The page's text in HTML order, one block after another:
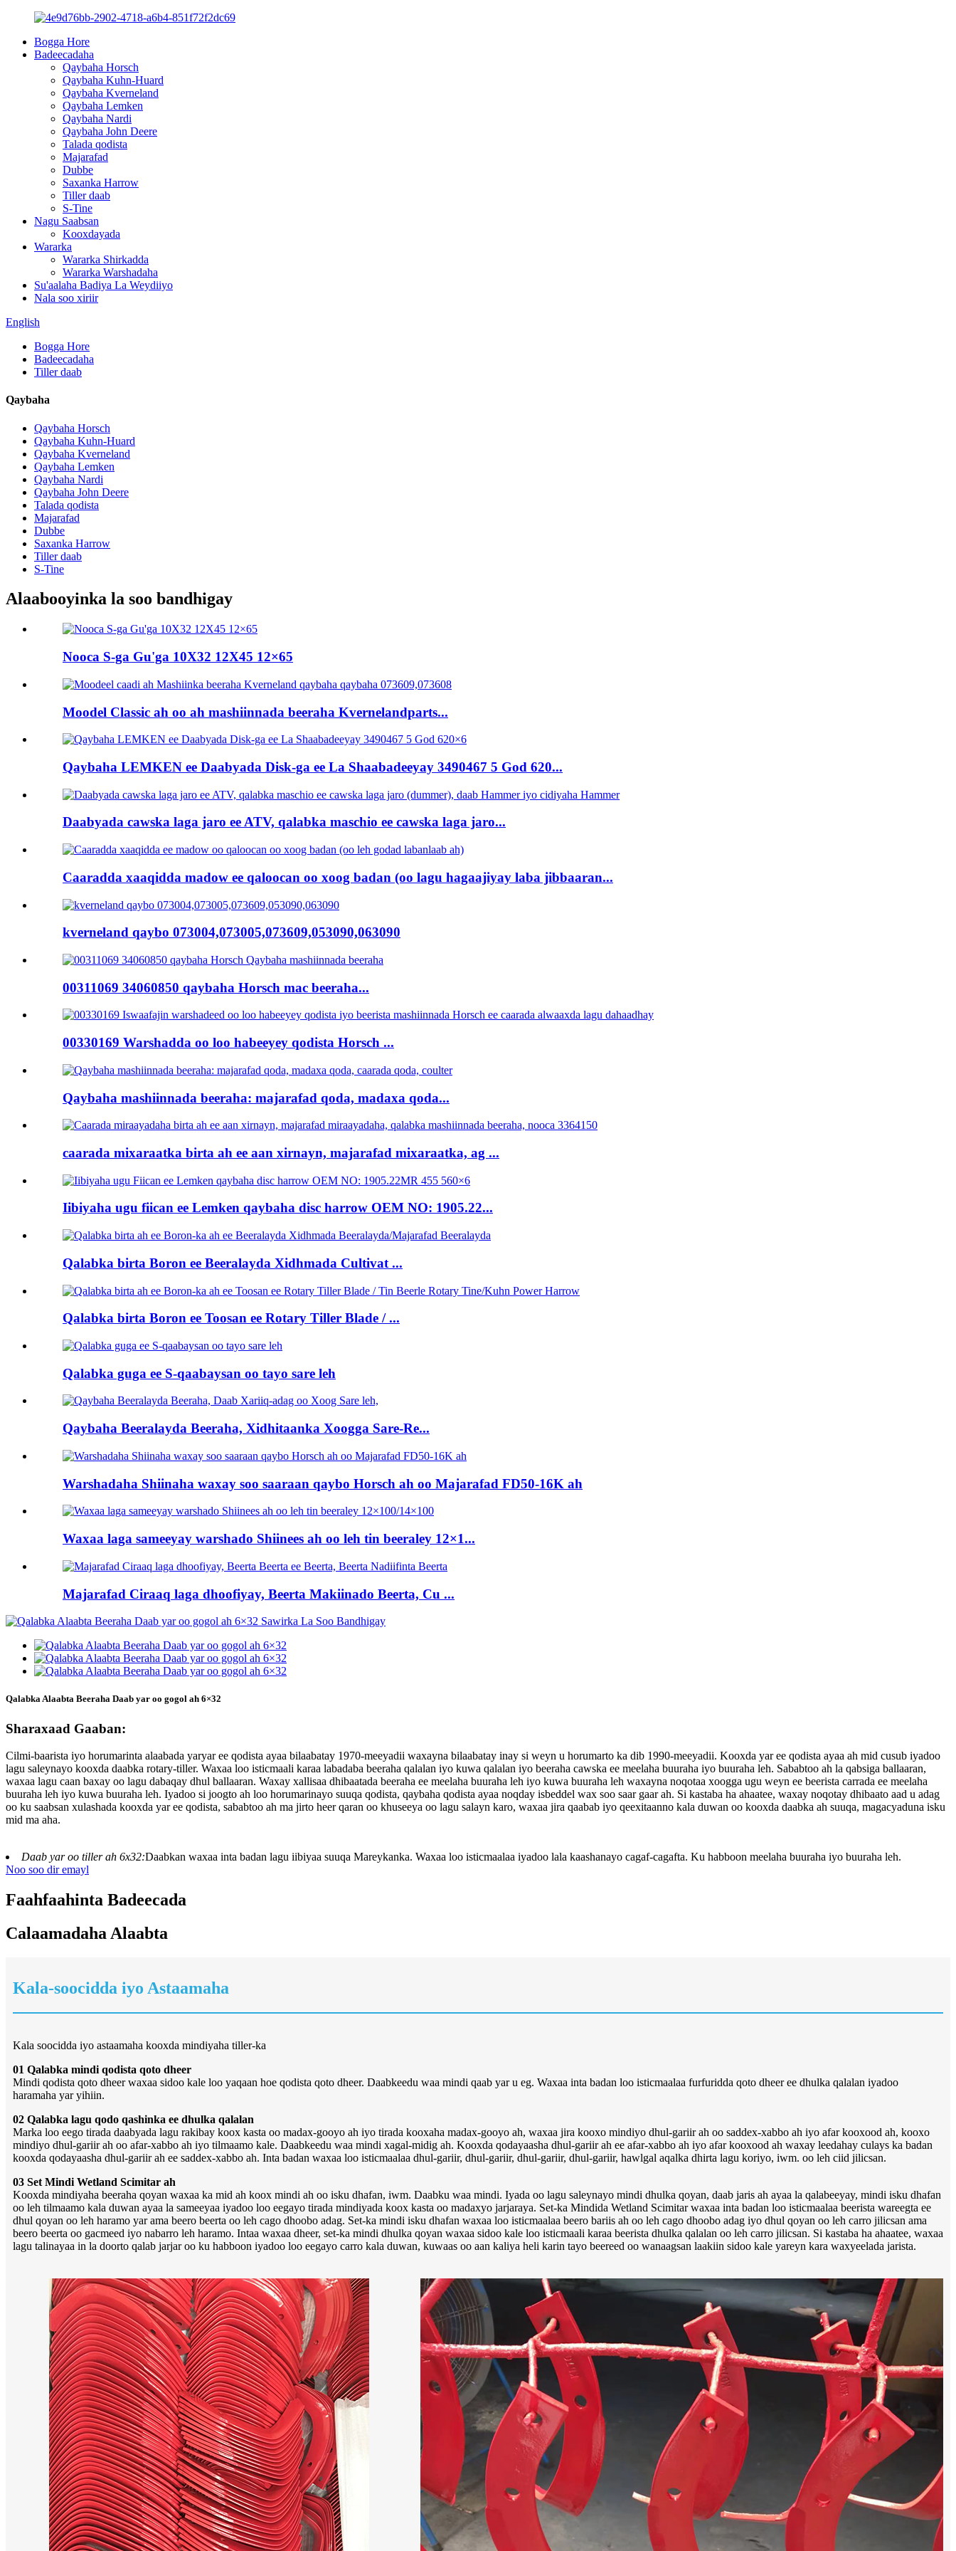
Bogga Hore
Badeecadaha
Qaybaha Horsch
Qaybaha Kuhn-Huard
Qaybaha Kverneland
Qaybaha Lemken
Qaybaha Nardi
Qaybaha John Deere
Talada qodista
Majarafad
Dubbe
Saxanka Harrow
Tiller daab
S-Tine
Nagu Saabsan
Kooxdayada
Wararka
Wararka Shirkadda
Wararka Warshadaha
Su'aalaha Badiya La Weydiiyo
Nala soo xiriir
English
Bogga Hore
Badeecadaha
Tiller daab
Qaybaha
Qaybaha Horsch
Qaybaha Kuhn-Huard
Qaybaha Kverneland
Qaybaha Lemken
Qaybaha Nardi
Qaybaha John Deere
Talada qodista
Majarafad
Dubbe
Saxanka Harrow
Tiller daab
S-Tine
Alaabooyinka la soo bandhigay
Nooca S-ga Gu'ga 10X32 12X45 12×65
Moodel Classic ah oo ah mashiinnada beeraha Kvernelandparts...
Qaybaha LEMKEN ee Daabyada Disk-ga ee La Shaabadeeyay 3490467 5 God 620...
Daabyada cawska laga jaro ee ATV, qalabka maschio ee cawska laga jaro...
Caaradda xaaqidda madow ee qaloocan oo xoog badan (oo lagu hagaajiyay laba jibbaaran...
kverneland qaybo 073004,073005,073609,053090,063090
00311069 34060850 qaybaha Horsch mac beeraha...
00330169 Warshadda oo loo habeeyey qodista Horsch ...
Qaybaha mashiinnada beeraha: majarafad qoda, madaxa qoda...
caarada mixaraatka birta ah ee aan xirnayn, majarafad mixaraatka, ag ...
Iibiyaha ugu fiican ee Lemken qaybaha disc harrow OEM NO: 1905.22...
Qalabka birta Boron ee Beeralayda Xidhmada Cultivat ...
Qalabka birta Boron ee Toosan ee Rotary Tiller Blade / ...
Qalabka guga ee S-qaabaysan oo tayo sare leh
Qaybaha Beeralayda Beeraha, Xidhitaanka Xoogga Sare-Re...
Warshadaha Shiinaha waxay soo saaraan qaybo Horsch ah oo Majarafad FD50-16K ah
Waxaa laga sameeyay warshado Shiinees ah oo leh tin beeraley 12×1...
Majarafad Ciraaq laga dhoofiyay, Beerta Makiinado Beerta, Cu ...
Qalabka Alaabta Beeraha Daab yar oo gogol ah 6×32
Sharaxaad Gaaban:
Cilmi-baarista iyo horumarinta alaabada yaryar ee qodista ayaa bilaabatay 1970-meeyadii waxayna bilaabatay inay si weyn u horumarto ka dib 1990-meeyadii. Kooxda yar ee qodista ayaa ah mid cusub iyadoo
lagu saleynayo kooxda daabka rotary-tiller. Waxaa loo isticmaali karaa labadaba beeraha qalalan iyo kuwa qalalan iyo beeraha cawska ee meelaha buuraha iyo buuraha leh. Sababtoo ah la qabsiga ballaaran,
waxaa lagu caan baxay oo lagu dabaqay dhul ballaaran. Waxay xallisaa dhibaatada beeraha ee meelaha buuraha leh iyo kuwa buuraha leh waxayna noqotaa xoogga ugu weyn ee beerista carrada ee meelaha
buuraha leh iyo kuwa buuraha leh. Iyadoo si joogto ah loo horumarinayo suuqa qodista, qaybaha qodista ayaa noqday isbeddel wax soo saar gaar ah. Si kastaba ha ahaatee, waxay noqotay dhibaato aad u adag
oo ku saabsan xulashada kooxda yar ee qodista, sababtoo ah ma jirto heer qaran oo khuseeya oo lagu salayn karo, waxaa jira qaabab iyo qeexitaanno kala duwan oo kooxda daabka ah suuqa, magacyaduna isku
mid ma aha.
Daab yar oo tiller ah 6x32:Daabkan waxaa inta badan lagu iibiyaa suuqa Mareykanka. Waxaa loo isticmaalaa iyadoo lala kaashanayo cagaf-cagafta. Ku habboon meelaha buuraha iyo buuraha leh.
Noo soo dir emayl
Faahfaahinta Badeecada
Calaamadaha Alaabta
Kala-soocidda iyo Astaamaha
Kala soocidda iyo astaamaha kooxda mindiyaha tiller-ka
01 Qalabka mindi qodista qoto dheer
Mindi qodista qoto dheer waxaa sidoo kale loo yaqaan hoe qodista qoto dheer. Daabkeedu waa mindi qaab yar u eg. Waxaa inta badan loo isticmaalaa furfuridda qoto dheer ee dhulka qalalan iyadoo
haramaha yar yihiin.
02 Qalabka lagu qodo qashinka ee dhulka qalalan
Marka loo eego tirada daabyada lagu rakibay koox kasta oo madax-gooyo ah iyo tirada kooxaha madax-gooyo ah, waxaa jira kooxo mindiyo dhul-gariir ah oo saddex-xabbo ah iyo afar kooxood ah, kooxo
mindiyo dhul-gariir ah oo afar-xabbo ah iyo tilmaamo kale. Daabkeedu waa mindi xagal-midig ah. Kooxda qodayaasha dhul-gariir ah ee afar-xabbo ah iyo afar kooxood ah waxay leedahay culays ka badan
kooxda qodayaasha dhul-gariir ah ee saddex-xabbo ah. Inta badan waxaa loo isticmaalaa dhul-gariir, dhul-gariir, dhul-gariir, dhul-gariir, hawlgal aqalka dhirta lagu koriyo, iwm. oo leh ciid jilicsan.
03 Set Mindi Wetland Scimitar ah
Kooxda mindiyaha beeraha qoyan waxaa ka mid ah koox mindi ah oo isku dhafan, iwm. Daabku waa mindi. Iyada oo lagu saleynayo mindi dhulka qoyan, daab jaris ah ayaa la qalabeeyay, mindi isku dhafan
oo leh tilmaamo kala duwan ayaa la sameeyaa iyadoo loo eegayo tirada mindiyada koox kasta oo madaxyo jarjaraya. Set-ka Mindida Wetland Scimitar waxaa inta badan loo isticmaalaa beerista wareegta ee
dhul qoyan oo leh haramo yar ama beero beerta oo leh cago dhoobo adag. Set-ka mindi isku dhafan waxaa loo isticmaalaa beero bariis ah oo leh cago dhoobo adag iyo dhul qoyan oo leh carro jilicsan ama
beero beerta oo gacmeed iyo nabarro leh haramo. Intaa waxaa dheer, set-ka mindi dhulka qoyan waxaa sidoo kale loo isticmaali karaa beerista dhulka qalalan oo leh carro jilicsan. Si kastaba ha ahaatee, waxaa
lagu talinayaa in la doorto qalab jarjar oo ku habboon iyadoo loo eegayo carro kala duwan, kuwaas oo aan kaliya heli karin tayo beereed oo wanaagsan laakiin sidoo kale yareyn kara waxyeelada jarista.